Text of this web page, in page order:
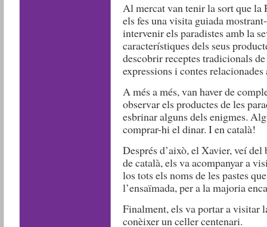
Al mercat van tenir la sort que la
els fes una visita guiada
intervenir els paradistes amb la
característiques dels seus
descobrir receptes tradicionals
expressions i contes
A més a més, van haver de
observar els productes de les
esbrinar alguns dels enigmes.
comprar-hi el dinar. I en català!
Després d’això, el Xavier, veí
de català, els va acompanyar a
los tots els noms de les pastes
l’ensaïmada, per a la majoria
Finalment, els va portar a visitar
conèixer un celler centenari.